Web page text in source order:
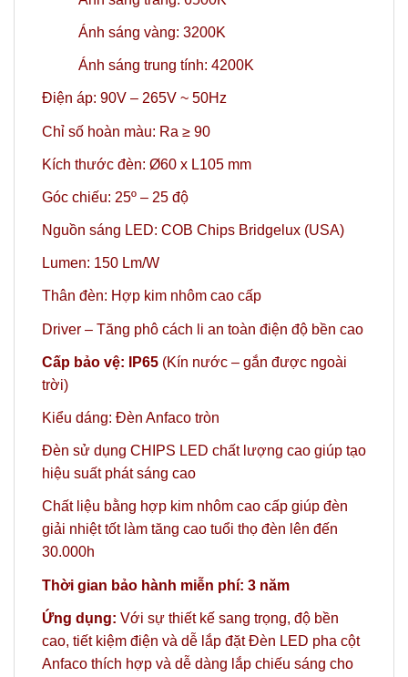
Ánh sáng vàng: 3200K
Ánh sáng trung tính: 4200K
Điện áp: 90V – 265V ~ 50Hz
Chỉ số hoàn màu: Ra ≥ 90
Kích thước đèn: Ø60 x L105 mm
Góc chiếu: 25º – 25 độ
Nguồn sáng LED: COB Chips Bridgelux (USA)
Lumen: 150 Lm/W
Thân đèn: Hợp kim nhôm cao cấp
Driver – Tăng phô cách li an toàn điện độ bền cao
Cấp bảo vệ: IP65 (Kín nước – gắn được ngoài
trời)
Kiểu dáng: Đèn Anfaco tròn
Đèn sử dụng CHIPS LED chất lượng cao giúp tạo
hiệu suất phát sáng cao
Chất liệu bằng hợp kim nhôm cao cấp giúp đèn
giải nhiệt tốt làm tăng cao tuổi thọ đèn lên đến
30.000h
Thời gian bảo hành miễn phí: 3 năm
Ứng dụng: Với sự thiết kế sang trọng, độ bền
cao, tiết kiệm điện và dễ lắp đặt Đèn LED pha cột
Anfaco thích hợp và dễ dàng lắp chiếu sáng cho